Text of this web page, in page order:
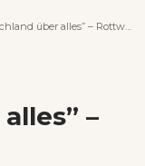
alles” – Rottweiler Montagsspaziergänger in der Kritik
–